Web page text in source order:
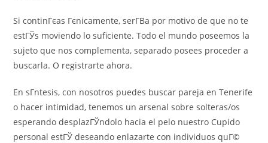
Si continГєas Гєnicamente, serГ­В­a por motivo de que no te
estГЎs moviendo lo suficiente. Todo el mundo poseemos la
sujeto que nos complementa, separado posees proceder a
buscarla. O registrarte ahora.
En sГ­ntesis, con nosotros puedes buscar pareja en Tenerife
o hacer intimidad, tenemos un arsenal sobre solteras/os
esperando desplazГЎndolo hacia el pelo nuestro Cupido
personal estГЎ deseando enlazarte con individuos quГ©